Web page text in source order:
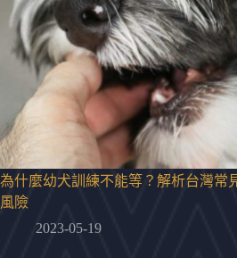
為什麼幼犬訓練不能等？解析台灣常
風險
2023-05-19